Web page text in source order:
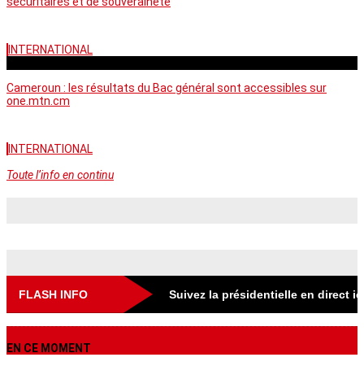
INTERNATIONAL
Cameroun : les résultats du Bac général sont accessibles sur
one.mtn.cm
INTERNATIONAL
Toute l’info en continu
FLASH INFO Suivez la présidentielle en direct
EN CE MOMENT